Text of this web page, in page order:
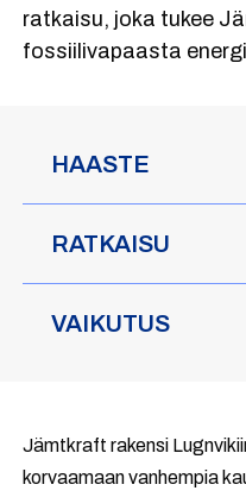
ratkaisu, joka tukee
fossiilivapaasta
HAASTE
RATKAISU
VAIKUTUS
Jämtkraft rakensi
korvaamaan vanhempia